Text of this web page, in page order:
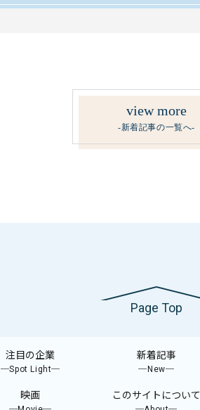
view more
-新着記事の一覧へ-
Page Top
注目の企業
─Spot Light─
新着記事
─New─
映画 このサイトについて